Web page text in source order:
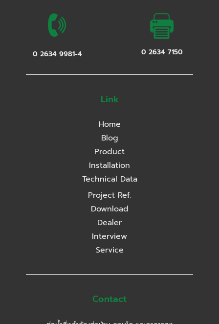
0 2634 9981-4 0 2634 7150
Link
Home
Blog
Product
Installation
Technical Data
Project Ref.
Download
Dealer
Interview
Service
Contact